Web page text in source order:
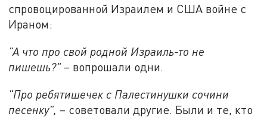
спровоцированной Израилем и США войне с
Ираном:
"А что про свой родной Израиль-то не
пишешь?" – вопрошали одни.
"Про ребятишечек с Палестинушки сочини
песенку", – советовали другие. Были и те, кто